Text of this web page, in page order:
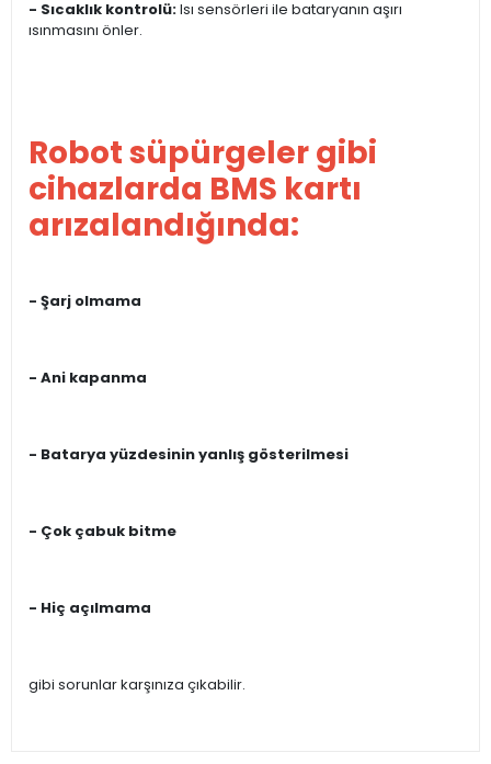
- Sıcaklık kontrolü:Isı sensörleri ile bataryanın aşırı
ısınmasını önler.
Robot süpürgeler gibi
cihazlarda BMS kartı
arızalandığında:
- Şarj olmama
- Ani kapanma
- Batarya yüzdesinin yanlış gösterilmesi
- Çok çabuk bitme
- Hiç açılmama
gibi sorunlar karşınıza çıkabilir.